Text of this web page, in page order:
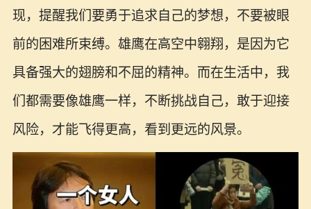
现，提醒我们要勇于追求自己的梦想，不要被眼
前的困难所束缚。雄鹰在高空中翱翔，是因为它
具备强大的翅膀和不屈的精神。而在生活中，我
们都需要像雄鹰一样，不断挑战自己，敢于迎接
风险，才能飞得更高，看到更远的风景。